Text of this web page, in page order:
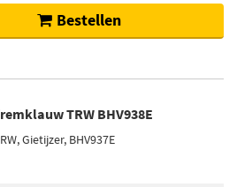
Bestellen
TRW BHV938E
Gietijzer, BHV937E